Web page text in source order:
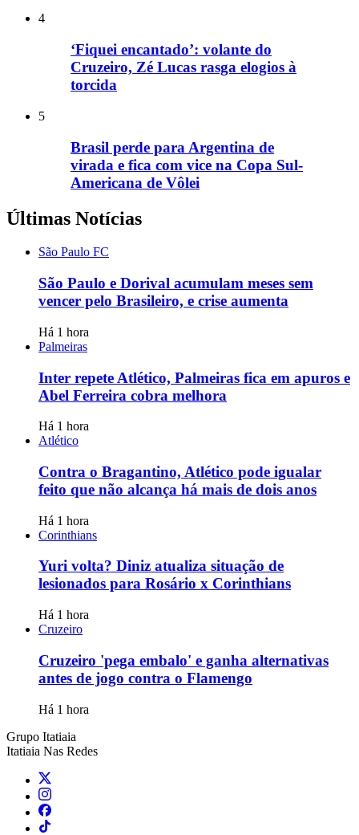
4
‘Fiquei encantado’: volante do
Cruzeiro, Zé Lucas rasga elogios à
torcida
5
Brasil perde para Argentina de
virada e fica com vice na Copa Sul-
Americana de Vôlei
Últimas Notícias
São Paulo FC
São Paulo e Dorival acumulam meses sem
vencer pelo Brasileiro, e crise aumenta
Há 1 hora
Palmeiras
Inter repete Atlético, Palmeiras fica em apuros e
Abel Ferreira cobra melhora
Há 1 hora
Atlético
Contra o Bragantino, Atlético pode igualar
feito que não alcança há mais de dois anos
Há 1 hora
Corinthians
Yuri volta? Diniz atualiza situação de
lesionados para Rosário x Corinthians
Há 1 hora
Cruzeiro
Cruzeiro 'pega embalo' e ganha alternativas
antes de jogo contra o Flamengo
Há 1 hora
Grupo Itatiaia
Itatiaia Nas Redes